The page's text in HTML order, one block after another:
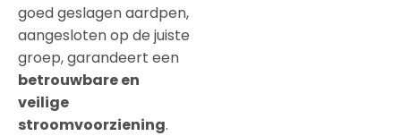
goed geslagen aardpen,
aangesloten op de juiste
groep, garandeert een
betrouwbare en
veilige
stroomvoorziening.